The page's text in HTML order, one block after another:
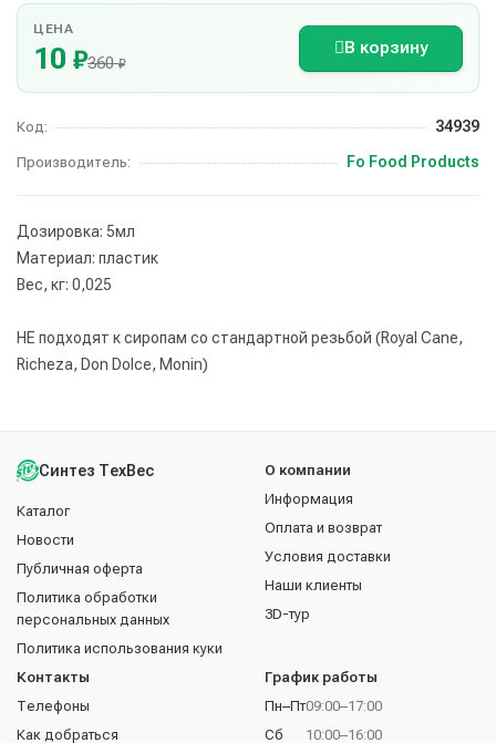
ЦЕНА
10₽360₽
В корзину
Код: 34939
Производитель: Fo Food Products
Дозировка: 5мл
Материал: пластик
Вес, кг: 0,025
НЕ подходят к сиропам со стандартной резьбой (Royal Cane,
Richeza, Don Dolce, Monin)
Синтез ТехВес
Каталог
Новости
Публичная оферта
Политика обработки
персональных данных
Политика использования куки
О компании
Информация
Оплата и возврат
Условия доставки
Наши клиенты
3D-тур
Контакты
Телефоны
Как добраться
График работы
Пн–Пт
Сб
09:00–17:00
10:00–16:00